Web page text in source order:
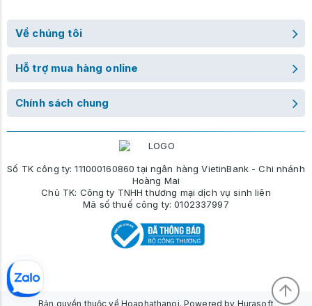
Về chúng tôi
Hỗ trợ mua hàng online
Chính sách chung
Số TK công ty: 111000160860 tại ngân hàng VietinBank - Chi nhánh
Hoàng Mai
Chủ TK: Công ty TNHH thương mại dịch vụ sinh liên
Mã số thuế công ty: 0102337997
Bản quyền thuộc về Hoaphathanoi. Powered by Hurasoft